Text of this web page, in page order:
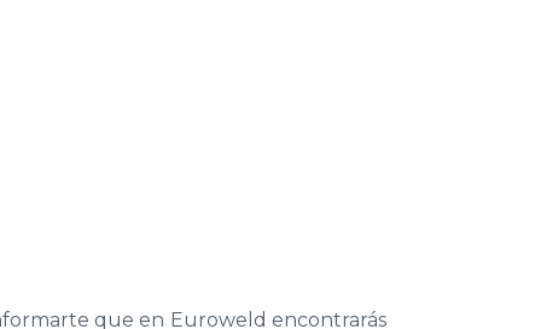
que en Euroweld encontrarás